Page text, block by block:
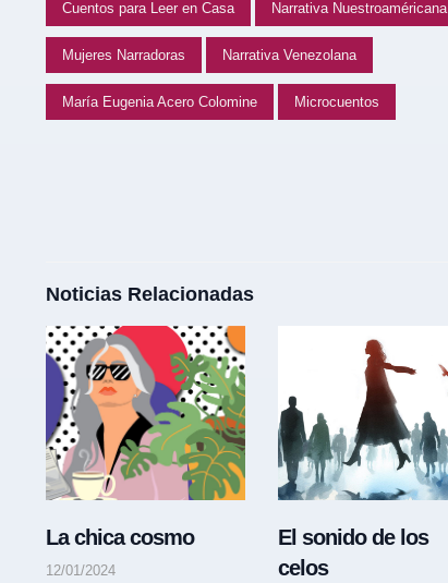
Cuentos para Leer en Casa Narrativa Nuestroaméricana
Mujeres Narradoras Narrativa Venezolana
María Eugenia Acero Colomine Microcuentos
Noticias Relacionadas
La chica cosmo
12/01/2024
El sonido de los
celos